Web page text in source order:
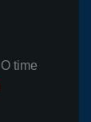
O time